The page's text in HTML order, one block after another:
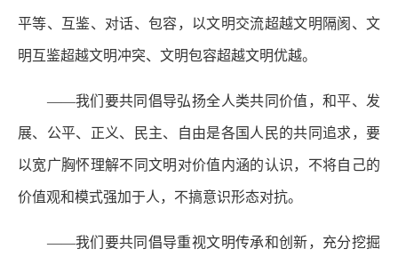
平等、互鉴、对话、包容，以文明交流超越文明隔阂、文
明互鉴超越文明冲突、文明包容超越文明优越。
——我们要共同倡导弘扬全人类共同价值，和平、发
展、公平、正义、民主、自由是各国人民的共同追求，要
以宽广胸怀理解不同文明对价值内涵的认识，不将自己的
价值观和模式强加于人，不搞意识形态对抗。
——我们要共同倡导重视文明传承和创新，充分挖掘